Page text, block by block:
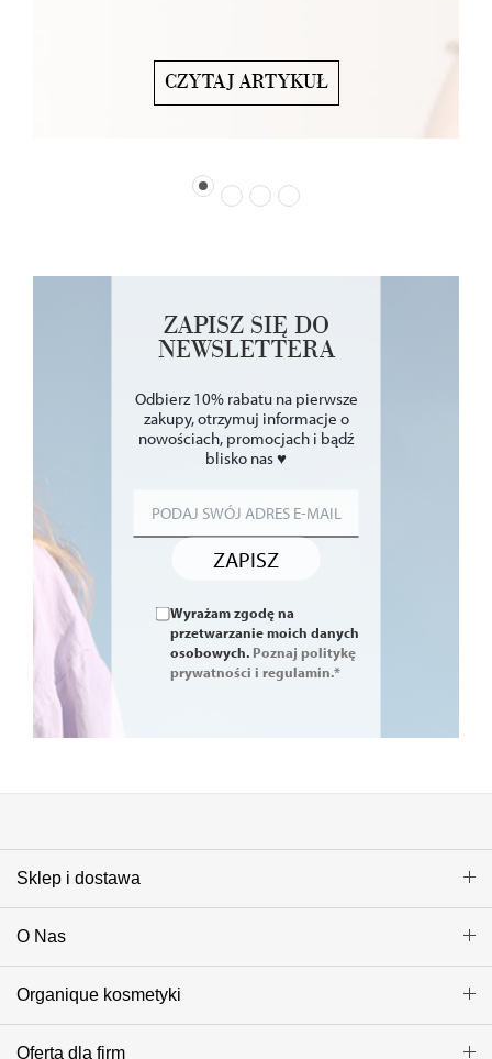
CZYTAJ ARTYKUŁ
ZAPISZ SIĘ DO
NEWSLETTERA
Odbierz 10% rabatu na pierwsze
zakupy, otrzymuj informacje o
nowościach, promocjach i bądź
blisko nas ♥
ZAPISZ
Wyrażam zgodę na
przetwarzanie moich danych
osobowych. Poznaj politykę
prywatności i regulamin.*
Sklep i dostawa
O Nas
Organique kosmetyki
Oferta dla firm